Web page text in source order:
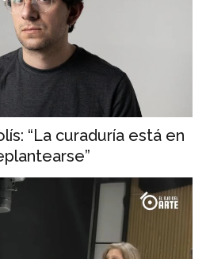
“La curaduría está en